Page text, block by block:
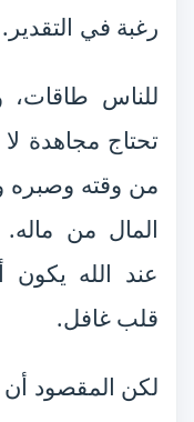
رغبة في التقدير.
للناس طاقات،
تحتاج مجاهدة
من وقته وصبره
المال من
عند الله
قلب غافل.
لكن المقصود